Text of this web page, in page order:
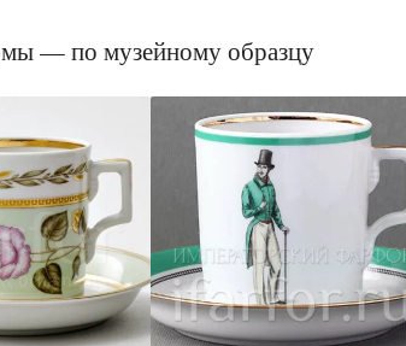
— по музейному образцу